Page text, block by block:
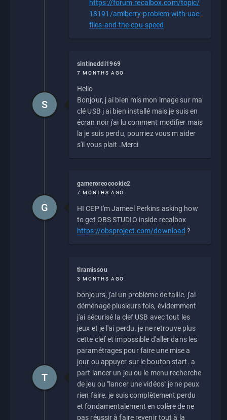
https://forum.recalbox.com/topic/
18191/amiberry-problem-with-uae-
files-and-the-cpu-speed
sintineddi1969
7 MONTHS AGO
Hello
Bonjour, j ai bien mis mon image sur ma
clé USB j ai bien installé mais je suis en
écran noir j'ai lu comment modifier mais
la je suis perdu, pourriez vous m aider
s'il vous plait .Merci
S
gameroreocookie2
7 MONTHS AGO
HI CEP I'm Jameel Perkins asking how
to get OBS STUDIO inside recalbox
https://obsproject.com/download ?
G
tiramissou
3 MONTHS AGO
bonjours, j'ai un problème de taille. j'ai
déménagé plusieurs fois, évidemment
j'ai sécurisé la clef USB avec tout les
jeux et je l'ai perdu. je ne retrouve plus
cette clef et impossible d'aller dans les
paramétrages pour faire une mise a
jour ou appuyer sur le bouton start. a
part lancer un jeu ou le menu recherche
de jeu ou "lancer une vidéos" je ne peux
rien faire. je suis complètement perdu
et fondamentalement en colère de ne
pas réussir à faire revenir tout à la
T